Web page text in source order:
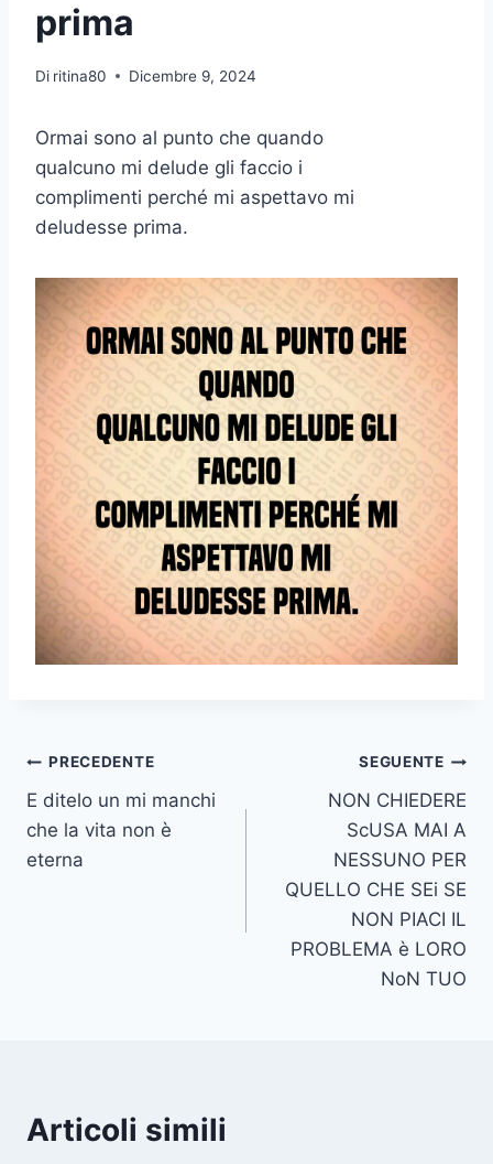
prima
Di ritina80 Dicembre 9, 2024
Ormai sono al punto che quando
qualcuno mi delude gli faccio i
complimenti perché mi aspettavo mi
deludesse prima.
Navigazione
articoli
PRECEDENTE
E ditelo un mi manchi
che la vita non è
eterna
SEGUENTE
NON CHIEDERE
ScUSA MAI A
NESSUNO PER
QUELLO CHE SEi SE
NON PIACI IL
PROBLEMA è LORO
NoN TUO
Articoli simili